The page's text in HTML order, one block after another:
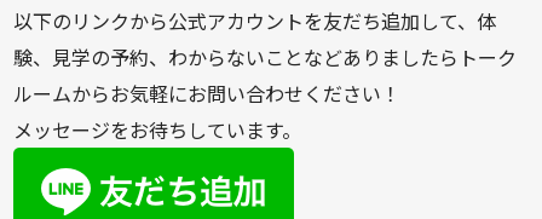
以下のリンクから公式アカウントを友だち追加して、体
験、見学の予約、わからないことなどありましたらトーク
ルームからお気軽にお問い合わせください！
メッセージをお待ちしています。